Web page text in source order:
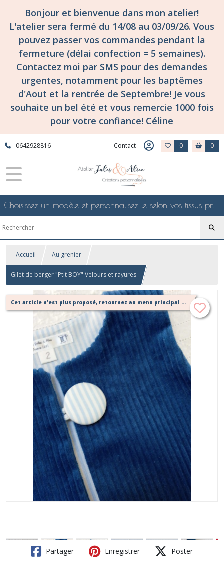
Bonjour et bienvenue dans mon atelier!
L'atelier sera fermé du 14/08 au 03/09/26. Vous
pouvez passer vos commandes pendant la
fermeture (délai confection = 5 semaines).
Contactez moi par SMS pour des demandes
urgentes, notamment pour les baptêmes
d'Aout et la rentrée de Septembre! Je vous
souhaite un bel été et vous remercie 1000 fois
pour votre confiance! Céline
0642928816 Contact 0 0
Choisissez un modèle et personnalisez-le selon vos tissus préférés de mes collections en ligne, je le confectionnerai selon vos souhaits
Accueil Au grenier
Gilet de berger "Ptit BOY" Velours et rayures
Cet article n'est plus proposé, retournez au menu principal ou contactez moi!
Partager Enregistrer Poster